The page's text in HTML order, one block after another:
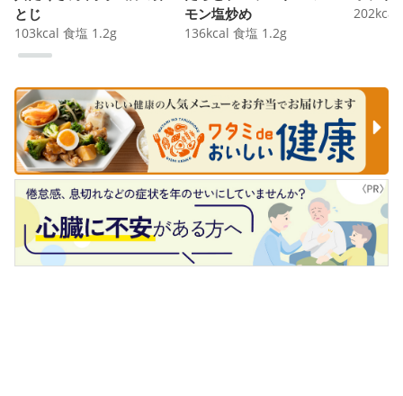
とじ
103kcal 食塩 1.2g
モン塩炒め
136kcal 食塩 1.2g
202kcal